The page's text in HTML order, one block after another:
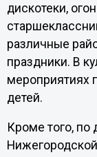
дискотеки,
различные
праздники. В
мероприятиях
детей.
Кроме того,